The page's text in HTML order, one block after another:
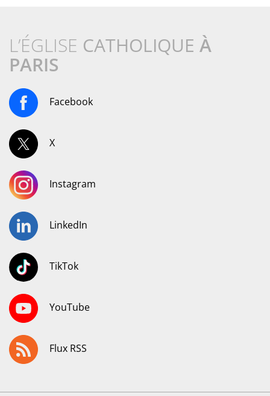
L’ÉGLISE CATHOLIQUE À
PARIS
Facebook
X
Instagram
LinkedIn
TikTok
YouTube
Flux RSS